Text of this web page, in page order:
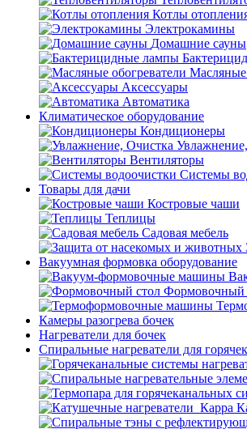
Котлы
Электрокамины
Домашние сауны
Масляные
Аксессуары
Автоматика
Климатическое оборудование
Кондиционеры
Вентиляторы
Системы
Товары для дачи
Костровые чаши
Теплицы
Садовая мебель
Вакуумная формовка оборудование
Формовочный
Камеры разогрева бочек
Нагреватели для бочек
Спиральные нагреватели для